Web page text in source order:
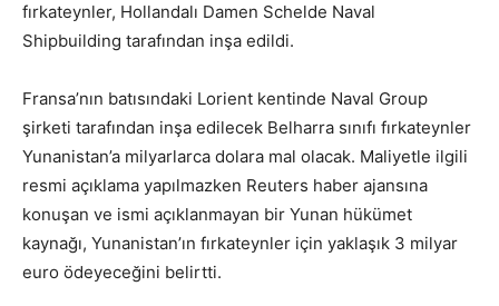
fırkateynler, Hollandalı Damen Schelde Naval
Shipbuilding tarafından inşa edildi.
Fransa’nın batısındaki Lorient kentinde Naval Group
şirketi tarafından inşa edilecek Belharra sınıfı fırkateynler
Yunanistan’a milyarlarca dolara mal olacak. Maliyetle ilgili
resmi açıklama yapılmazken Reuters haber ajansına
konuşan ve ismi açıklanmayan bir Yunan hükümet
kaynağı, Yunanistan’ın fırkateynler için yaklaşık 3 milyar
euro ödeyeceğini belirtti.